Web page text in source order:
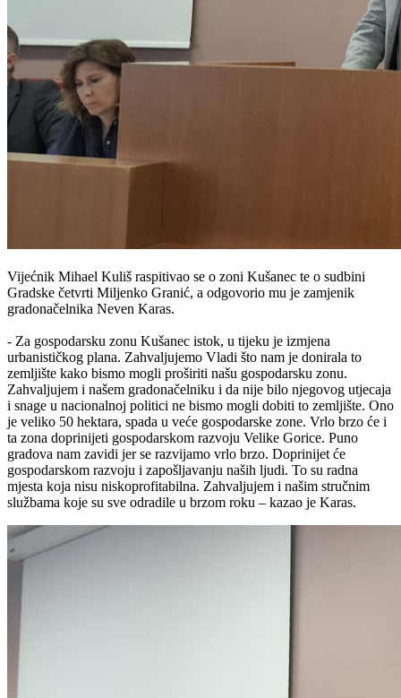
Vijećnik Mihael Kuliš raspitivao se o zoni Kušanec te o sudbini
Gradske četvrti Miljenko Granić, a odgovorio mu je zamjenik
gradonačelnika Neven Karas.
- Za gospodarsku zonu Kušanec istok, u tijeku je izmjena
urbanističkog plana. Zahvaljujemo Vladi što nam je donirala to
zemljište kako bismo mogli proširiti našu gospodarsku zonu.
Zahvaljujem i našem gradonačelniku i da nije bilo njegovog utjecaja
i snage u nacionalnoj politici ne bismo mogli dobiti to zemljište. Ono
je veliko 50 hektara, spada u veće gospodarske zone. Vrlo brzo će i
ta zona doprinijeti gospodarskom razvoju Velike Gorice. Puno
gradova nam zavidi jer se razvijamo vrlo brzo. Doprinijet će
gospodarskom razvoju i zapošljavanju naših ljudi. To su radna
mjesta koja nisu niskoprofitabilna. Zahvaljujem i našim stručnim
službama koje su sve odradile u brzom roku – kazao je Karas.